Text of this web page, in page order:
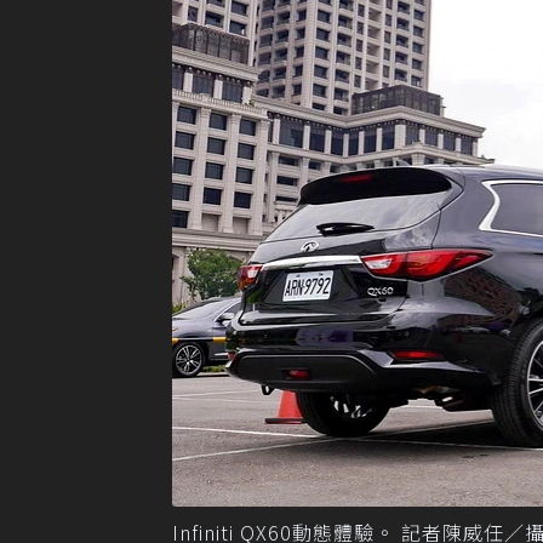
Infiniti QX60動態體驗。 記者陳威任／